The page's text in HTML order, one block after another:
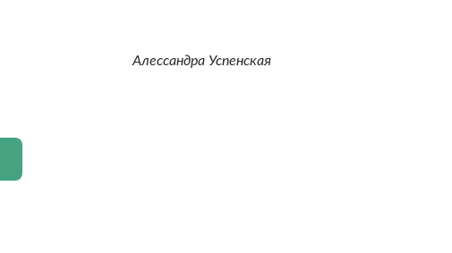
Алессандра Успенская